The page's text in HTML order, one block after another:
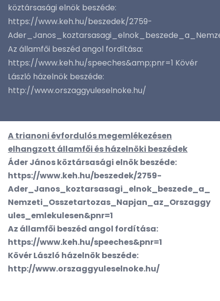
köztársasági elnök beszéde:
https://www.keh.hu/beszedek/2759-
Az államfői beszéd angol fordítása:
https://www.keh.hu/speeches&amp;pnr=1 Kövér
László házelnök beszéde:
http://www.orszaggyuleselnoke.hu/
A trianoni évfordulós megemlékezésen
elhangzott államfői és házelnöki beszédek
Áder János köztársasági elnök beszéde:
https://www.keh.hu/beszedek/2759-
Ader_Janos_koztarsasagi_elnok_beszede_a_
Nemzeti_Osszetartozas_Napjan_az_Orszaggy
ules_emlekulesen&pnr=1
Az államfői beszéd angol fordítása:
https://www.keh.hu/speeches&pnr=1
Kövér László házelnök beszéde:
http://www.orszaggyuleselnoke.hu/